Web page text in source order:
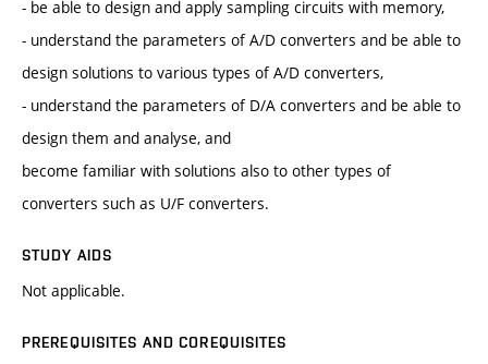
- be able to design and apply sampling circuits with memory,
- understand the parameters of A/D converters and be able to
design solutions to various types of A/D converters,
- understand the parameters of D/A converters and be able to
design them and analyse, and
become familiar with solutions also to other types of
converters such as U/F converters.
STUDY AIDS
Not applicable.
PREREQUISITES AND COREQUISITES